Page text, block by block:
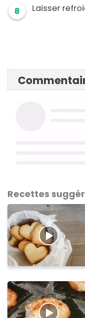
8 Laisser
Recettes